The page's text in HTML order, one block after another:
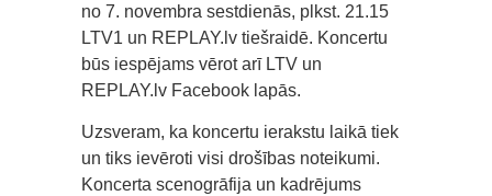
no 7. novembra sestdienās, plkst. 21.15
LTV1 un REPLAY.lv tiešraidē. Koncertu
būs iespējams vērot arī LTV un
REPLAY.lv Facebook lapās.
Uzsveram, ka koncertu ierakstu laikā tiek
un tiks ievēroti visi drošības noteikumi.
Koncerta scenogrāfija un kadrējums